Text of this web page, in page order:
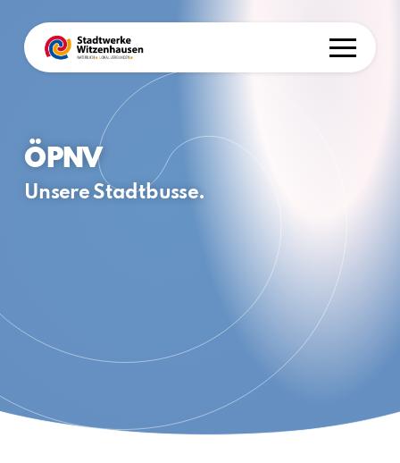
ÖPNV
Unsere Stadtbusse.